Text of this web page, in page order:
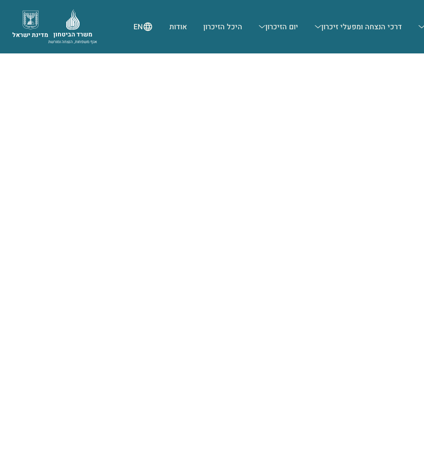
דרכי הנצחה ומפעלי זיכרון יום הזיכרון היכל הזיכרון אודות EN
מדינת ישראל משרד הביטחון
אגף משפחות, הנצחה ומורשת